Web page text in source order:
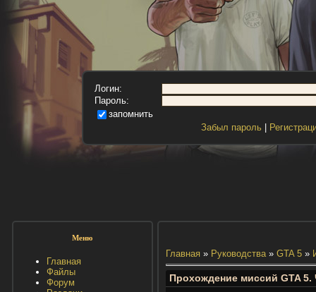
Логин:
Пароль:
запомнить
Забыл пароль|
Меню
Главная
Файлы
Форум
Главная» Руководства» GTA 5»
Прохождение миссий GTA 5.